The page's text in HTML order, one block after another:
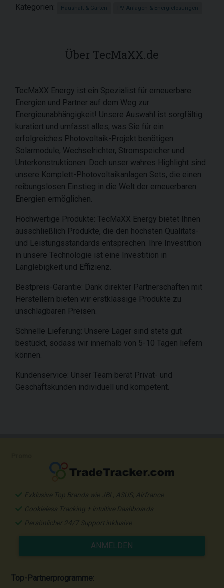
Kategorien:
Haushalt & Garten PV-Anlagen & Energielösungen
Über TecMaXX.de
TecMaXX Energy ist ein Spezialist für erneuerbare
Energien und Partner auf dem Weg zur
Energieunabhängigkeit! Unsere Auswahl ist sorgfältig
kuratiert und umfasst alles, was Sie für ein
erfolgreiches Photovoltaik-Projekt benötigen:
Solarmodule, Wechselrichter, Stromspeicher und
Unterkonstruktionen. Doch unser wahres Highlight sind
unsere Komplett-Photovoltaikanlagen Sets, die einen
reibungslosen Einstieg in die Welt der erneuerbaren
Energien ermöglichen.
Hochwertige Produkte: TecMaXX Energy bietet Ihnen
ausschließlich Produkte, die den höchsten Qualitäts-
und Leistungsstandards entsprechen. Ihre Investition
in unsere Technologie ist eine Investition in
Langlebigkeit und Effizienz.
Bestpreis-Garantie: Dank direkter Partnerschaften mit
Herstellern bieten wir erstklassige Produkte zu
unschlagbaren Preisen.
Schnelle Lieferung: Unsere Lager sind stets gut
bestückt, sodass wir innerhalb von 5-10 Tagen liefern
können.
Kundenservice: Unser Team berät Privat- und
Geschäftskunden individuell und kompetent.
Exklusive Top Brands wie JBL, ASUS, Airfrance
Cookieless Tracking + intuitive Dashboards
Persönlicher 24/7 Support inklusive
ANMELDEN
Top-Partnerprogramme: